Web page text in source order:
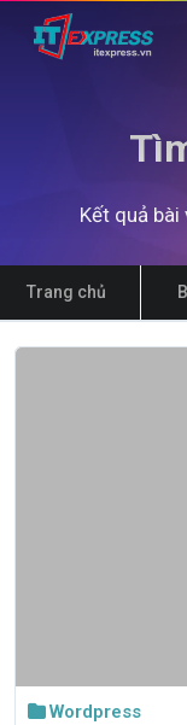
Kết quả
Trang chủ
Wordpress